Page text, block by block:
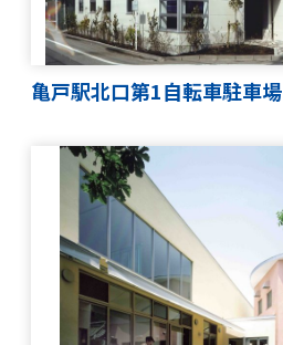
亀戸駅北口第1自転車駐車場